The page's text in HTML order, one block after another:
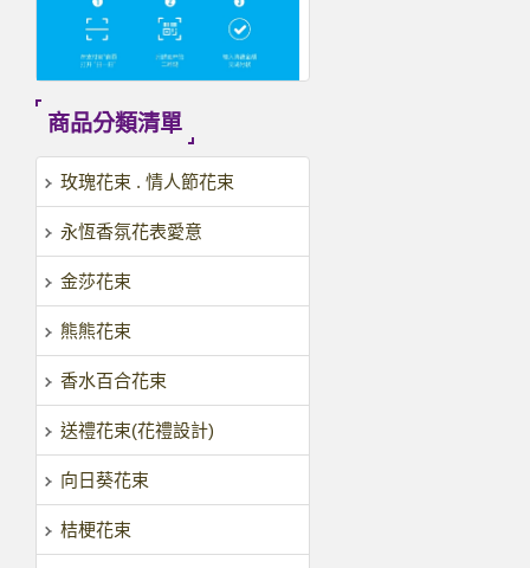
商品分類清單
玫瑰花束 . 情人節花束
永恆香氛花表愛意
金莎花束
熊熊花束
香水百合花束
送禮花束(花禮設計)
向日葵花束
桔梗花束